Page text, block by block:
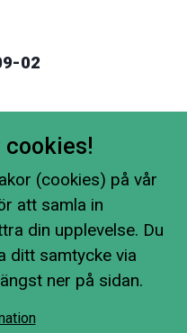
02
cookies!
(cookies) på vår
att samla in
din upplevelse. Du
ditt samtycke via
ner på sidan.